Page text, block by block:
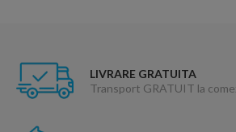
LIVRARE GRATUITA
Transport GRATUIT la